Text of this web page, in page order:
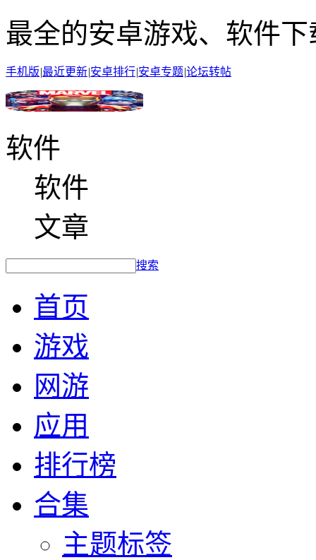
最全的安卓游戏、软件下
手机版|最近更新|安卓排行|安卓专题|论坛转帖
软件
软件
文章
搜索
首页
游戏
网游
应用
排行榜
合集
主题标签